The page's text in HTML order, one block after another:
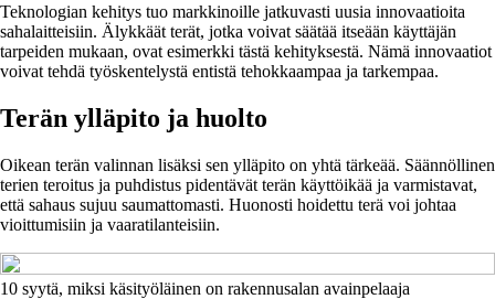
Teknologian kehitys tuo markkinoille jatkuvasti uusia innovaatioita
sahalaitteisiin. Älykkäät terät, jotka voivat säätää itseään käyttäjän
tarpeiden mukaan, ovat esimerkki tästä kehityksestä. Nämä innovaatiot
voivat tehdä työskentelystä entistä tehokkaampaa ja tarkempaa.
Terän ylläpito ja huolto
Oikean terän valinnan lisäksi sen ylläpito on yhtä tärkeää. Säännöllinen
terien teroitus ja puhdistus pidentävät terän käyttöikää ja varmistavat,
että sahaus sujuu saumattomasti. Huonosti hoidettu terä voi johtaa
vioittumisiin ja vaaratilanteisiin.
10 syytä, miksi käsityöläinen on rakennusalan avainpelaaja